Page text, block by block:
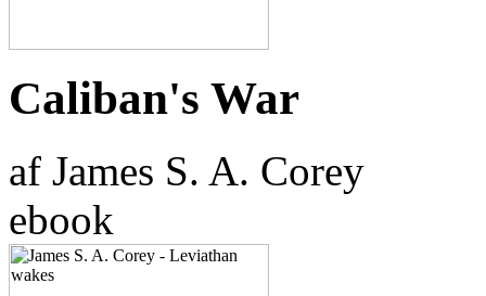
Caliban's War
af James S. A. Corey
ebook